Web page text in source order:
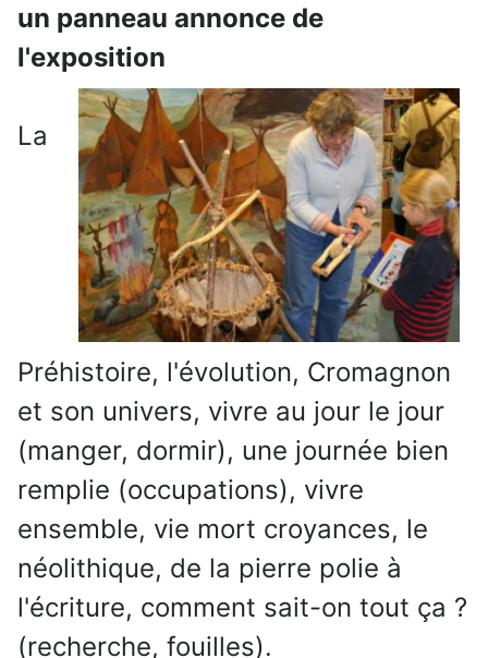
un panneau annonce de
l'exposition
La
Préhistoire, l'évolution, Cromagnon
et son univers, vivre au jour le jour
(manger, dormir), une journée bien
remplie (occupations), vivre
ensemble, vie mort croyances, le
néolithique, de la pierre polie à
l'écriture, comment sait-on tout ça ?
(recherche, fouilles).